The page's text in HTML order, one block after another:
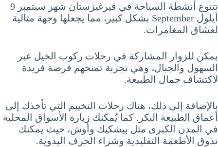
تتنوع أنشطة السياحة في قيرغيزستان شهر سبتمبر 9
أيلول September بشكل كبير، مما يجعلها وجهة مثالية
لعشاق المغامرات.
يمكن للزوار المشاركة في رحلات ركوب الخيل عبر
السهول والجبال، وهي تجربة تمنحهم فرصة فريدة
لاكتشاف جمال الطبيعة.
بالإضافة إلى ذلك، هناك رحلات التخييم التي تأخذك إلى
أعماق الطبيعة البكر. كما يُمكنك زيارة الأسواق المحلية
في المدن الكبرى مثل بيشكيك وأوش، حيث يمكنك
تذوق الأطعمة التقليدية وشراء الحرف اليدوية.